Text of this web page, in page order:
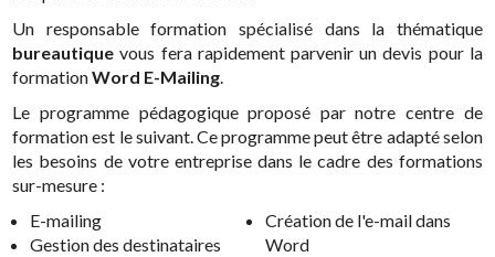
Un responsable formation spécialisé dans la thématique
bureautique vous fera rapidement parvenir un devis pour la
formationWord E-Mailing.
Le programme pédagogique proposé par notre centre de
formation est le suivant. Ce programme peut être adapté selon
les besoins de votre entreprise dans le cadre des formations
sur-mesure :
E-mailing
Gestion des destinataires
Création de l'e-mail dans
Word